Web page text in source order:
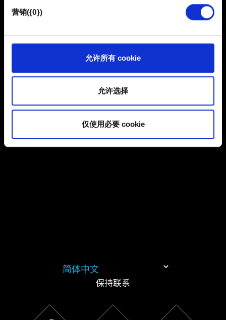
也可能与我们的合作伙伴分享我们的 Cookie 片段。但是，
使用所有这些非强制性的 Cookie 都需要提前获取您的许
您可以在下面的"设置"菜单中找到有关我们使用 Cookie 的
其中的内容并准备好继续，请点击"确定"。
营销({0})
允许所有 cookie
允许选择
仅使用必要 cookie
您可以在报告中附带文件。比如图形问题的截图。限制大小：
有关个人数据的信息
简体中文
保持联系